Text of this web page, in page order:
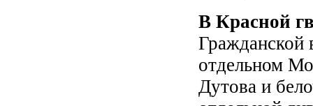
В Красной
отдельном
Дутова и